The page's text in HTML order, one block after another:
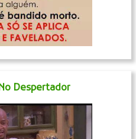
Despertador